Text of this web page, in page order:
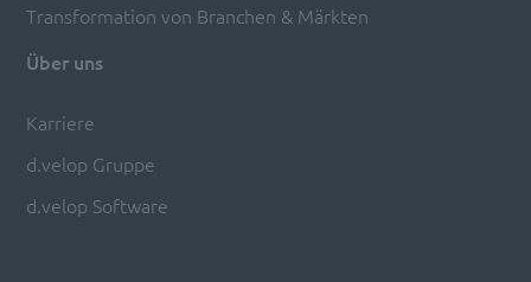
Transformation von Branchen & Märkten
Über uns
Karriere
d.velop Gruppe
d.velop Software